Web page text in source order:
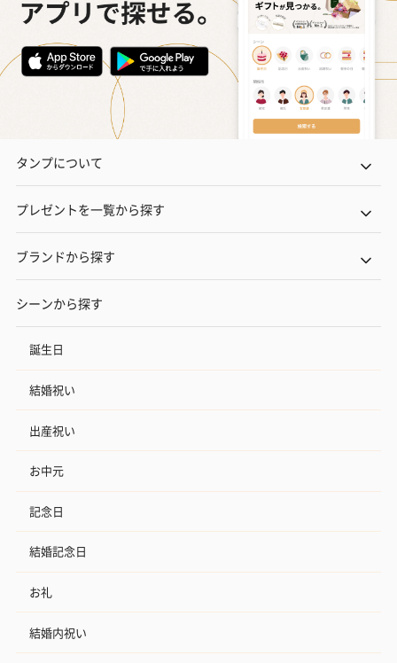
タンプについて
プレゼントを一覧から探す
ブランドから探す
シーンから探す
誕生日
結婚祝い
出産祝い
お中元
記念日
結婚記念日
お礼
結婚内祝い